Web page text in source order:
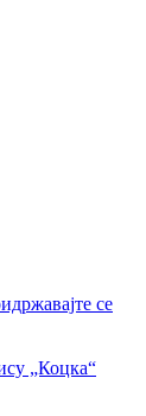
се
„Коцка“